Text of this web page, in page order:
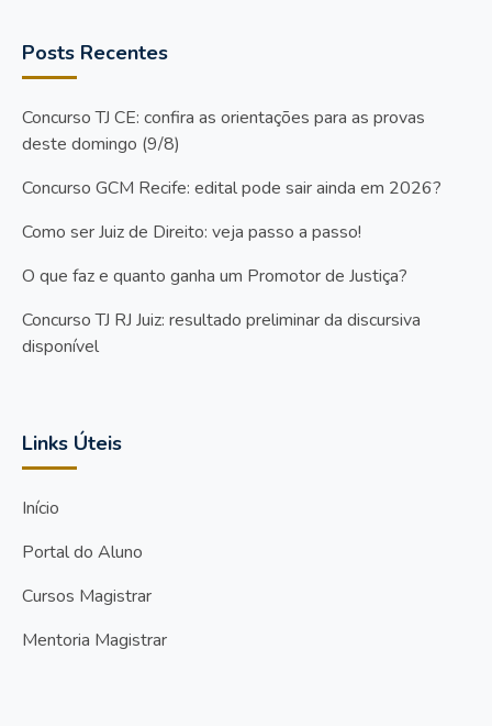
Posts Recentes
Concurso TJ CE: confira as orientações para as provas
deste domingo (9/8)
Concurso GCM Recife: edital pode sair ainda em 2026?
Como ser Juiz de Direito: veja passo a passo!
O que faz e quanto ganha um Promotor de Justiça?
Concurso TJ RJ Juiz: resultado preliminar da discursiva
disponível
Links Úteis
Início
Portal do Aluno
Cursos Magistrar
Mentoria Magistrar